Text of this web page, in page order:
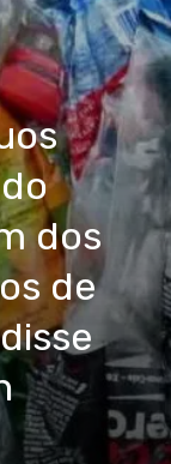
dos
de